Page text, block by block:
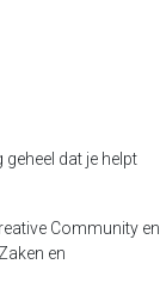
dat je helpt
Community en
en